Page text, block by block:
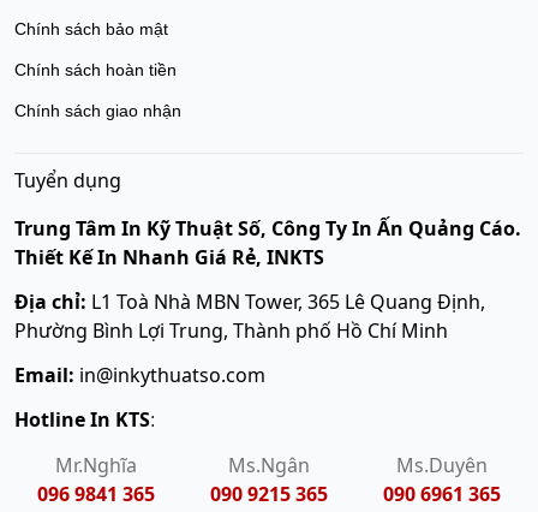
Chính sách bảo mật
Chính sách hoàn tiền
Chính sách giao nhận
Tuyển dụng
Trung Tâm In Kỹ Thuật Số, Công Ty In Ấn Quảng Cáo.
Thiết Kế In Nhanh Giá Rẻ, INKTS
Địa chỉ: L1 Toà Nhà MBN Tower, 365 Lê Quang Định,
Phường Bình Lợi Trung, Thành phố Hồ Chí Minh
Email: in@inkythuatso.com
Hotline In KTS:
Mr.Nghĩa
096 9841 365
Ms.Ngân
090 9215 365
Ms.Duyên
090 6961 365